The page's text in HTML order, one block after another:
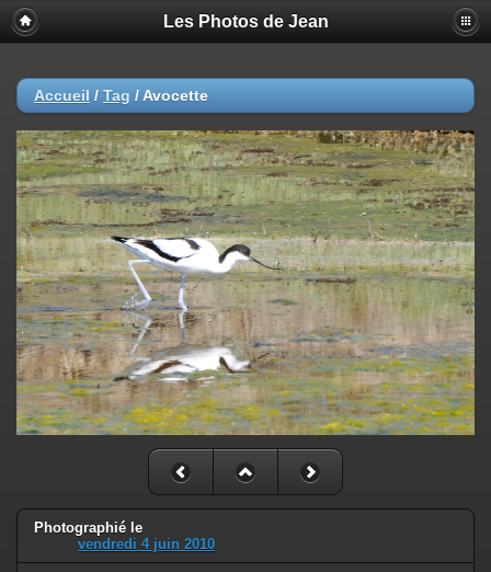
Les Photos de Jean
Accueil / Tag / Avocette
Photographié le
vendredi 4 juin 2010